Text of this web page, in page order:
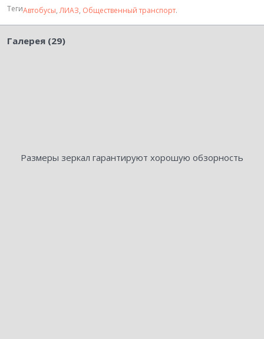
ТегиАвтобусы,ЛИАЗ, Общественный транспорт.
Галерея (29)
Размеры зеркал гарантируют хорошую обзорность